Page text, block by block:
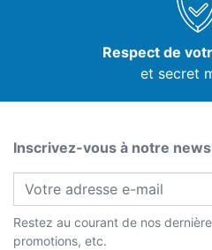
Respect de
et secret
Inscrivez-vous à notre
Restez au courant de nos
promotions, etc.